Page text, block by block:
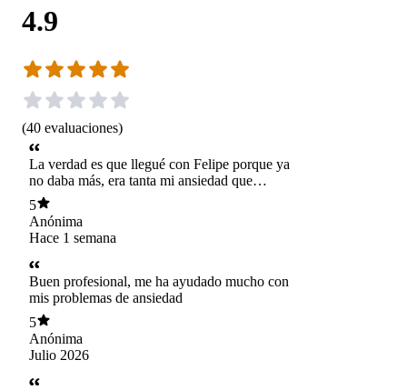
4.9
(40 evaluaciones)
La verdad es que llegué con Felipe porque ya
no daba más, era tanta mi ansiedad que
comenzó a afectarme en casi todo lo que hacía.
No me gustaba la idea de ir al psicólogo, pero la
verdad fue diferente a lo que pensaba, me
mostró objetivos claritos y siento que estoy
avanzando súper bien, me siento mejor
5
Anónima
Hace 1 semana
Buen profesional, me ha ayudado mucho con
mis problemas de ansiedad
5
Anónima
Julio 2026